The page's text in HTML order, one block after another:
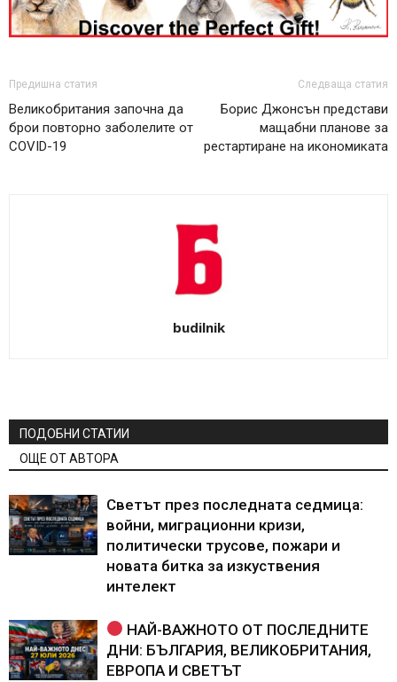
Предишна статия
Великобритания започна да
брои повторно заболелите от
COVID-19
Следваща статия
Борис Джонсън представи
мащабни планове за
рестартиране на икономиката
budilnik
ПОДОБНИ СТАТИИ
ОЩЕ ОТ АВТОРА
Светът през последната седмица:
войни, миграционни кризи,
политически трусове, пожари и
новата битка за изкуствения
интелект
НАЙ-ВАЖНОТО ОТ ПОСЛЕДНИТЕ
ДНИ: БЪЛГАРИЯ, ВЕЛИКОБРИТАНИЯ,
ЕВРОПА И СВЕТЪТ